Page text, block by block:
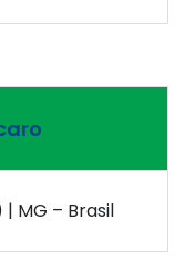
MG – Brasil